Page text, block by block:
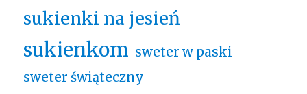
sukienki na jesień
sukienkom sweter w paski
sweter świąteczny